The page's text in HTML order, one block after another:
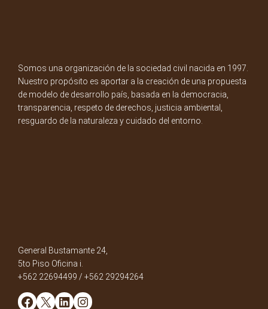
Somos una organización de la sociedad civil nacida en 1997.
Nuestro propósito es aportar a la creación de una propuesta
de modelo de desarrollo país, basada en la democracia,
transparencia, respeto de derechos, justicia ambiental,
resguardo de la naturaleza y cuidado del entorno.
General Bustamante 24,
5to Piso Oficina i.
+562 22694499 / +562 29294264